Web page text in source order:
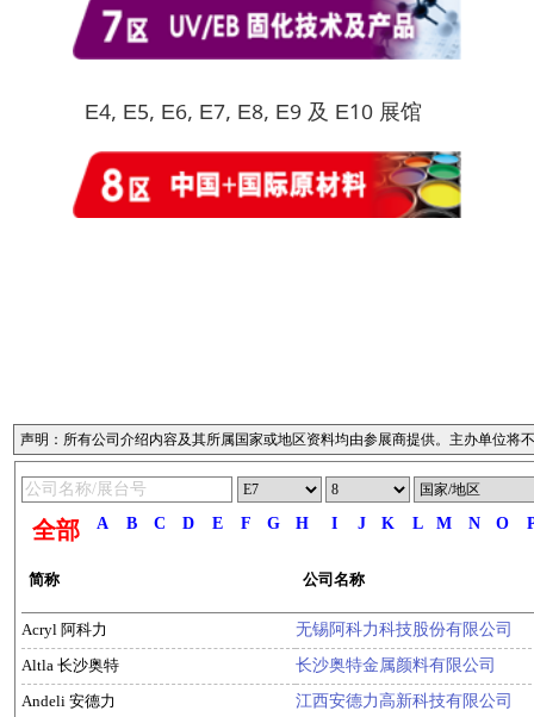
E4, E5, E6, E7, E8, E9 及 E10 展馆